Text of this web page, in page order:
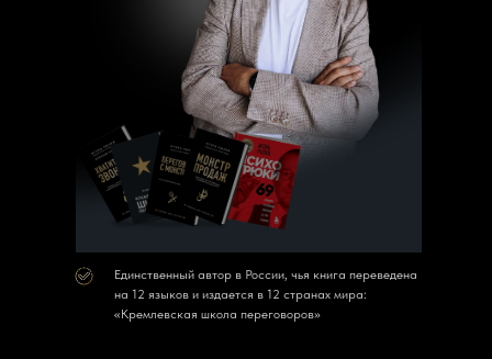
Единственный автор в России, чья книга переведена
на 12 языков и издается в 12 странах мира:
«Кремлевская школа переговоров»